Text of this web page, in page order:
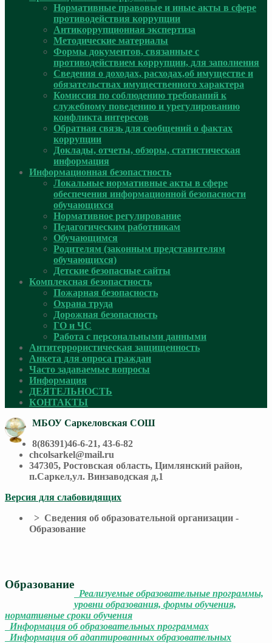
Нормативные правовые и иные акты в сфере
противодействия коррупции
Антикоррупционная экспертиза
Методические материалы
Формы документов, связанные с
противодействием коррупции, для заполнения
Сведения о доходах, расходах,об имуществе и
обязательствах имущественного характера
Комиссия по соблюдению требований к
служебному поведению и урегулированию
конфликта интересов
Обратная связь для сообщений о фактах
коррупции
Доклады, отчеты, обзоры, статистическая
информация
Информационная безопастность
Локальные нормативные акты в сфере
обеспечения информационной безопасности
обучающихся
Нормативное регулирование
Педагогическим работникам
Обучающимся
Родителям (законным представителям
обучающихся)
Детские безопасные сайты
Комплексная безопастность
Пожарная безопасность
Охрана труда
Дорожная безопасность
ГО и ЧС
Работа с персональными данными
Антитеррористическая защищенность
Анкета для опроса граждан
Часто задаваемые вопросы
Информация
ДЕЯТЕЛЬНОСТЬ
КОНТАКТЫ
МБОУ Саркеловская СОШ
8(86391)46-6-21, 43-6-82
chcolsarkel@mail.ru
347305, Ростовская область, Цимлянский район,
п.Саркел,ул. Винзаводская д,1
Версия для слабовидящих
> Сведения об образовательной организации -
Образование
Образование
Реализуемые образовательные программы,
уровни образования, формы обучения,
нормативные сроки обучения
Информация об образовательных программах
Информация об адаптированных образовательных